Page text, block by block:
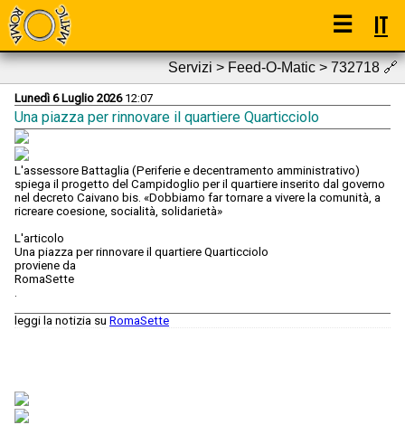
☰ IT
Servizi > Feed-O-Matic > 732718🔗
Lunedì 6 Luglio 202612:07
Una piazza per rinnovare il quartiere Quarticciolo
L'assessore Battaglia (Periferie e decentramento amministrativo)
spiega il progetto del Campidoglio per il quartiere inserito dal governo
nel decreto Caivano bis. «Dobbiamo far tornare a vivere la comunità, a
ricreare coesione, socialità, solidarietà»
L'articolo
Una piazza per rinnovare il quartiere Quarticciolo
proviene da
RomaSette
.
leggi la notizia su RomaSette